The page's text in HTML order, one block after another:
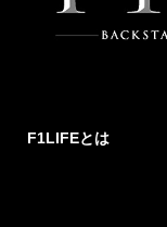
F1LIFEとは